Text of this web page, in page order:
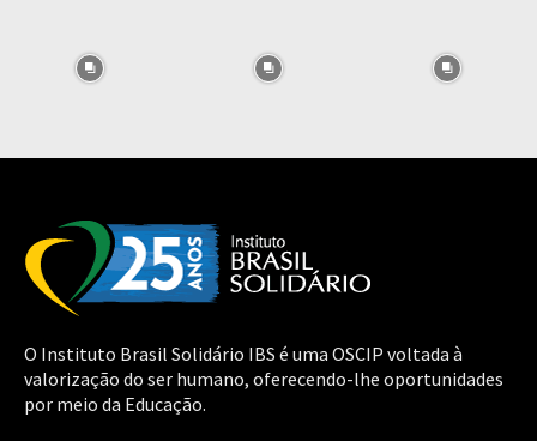
O Instituto Brasil Solidário IBS é uma OSCIP voltada à
valorização do ser humano, oferecendo-lhe oportunidades
por meio da Educação.